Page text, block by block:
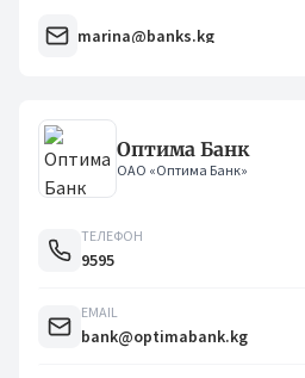
marina@banks.kg
Оптима Банк
ОАО «Оптима Банк»
ТЕЛЕФОН
9595
EMAIL
bank@optimabank.kg